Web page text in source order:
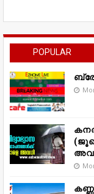
POPULAR